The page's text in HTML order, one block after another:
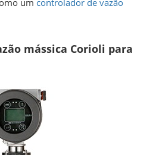
um controlador de vazão
mássica Corioli para